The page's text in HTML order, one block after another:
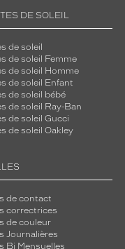
DE SOLEIL
de soleil
de soleil Femme
de soleil Homme
de soleil Enfant
de soleil bébé
de soleil Ray-Ban
de soleil Gucci
de soleil Oakley
de contact
correctrices
de couleur
Journalières
Bi Mensuelles